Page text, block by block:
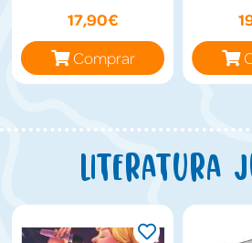
17,90€
Comprar
Literatura